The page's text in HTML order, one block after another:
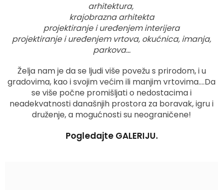
arhitektura,
krajobrazna arhitekta
projektiranje i uređenjem interijera
projektiranje i uređenjem vrtova, okućnica, imanja,
parkova…
Želja nam je da se ljudi više povežu s prirodom, i u
gradovima, kao i svojim većim ili manjim vrtovima….Da
se više počne promišljati o nedostacima i
neadekvatnosti današnjih prostora za boravak, igru i
druženje, a mogućnosti su neograničene!
Pogledajte GALERIJU.